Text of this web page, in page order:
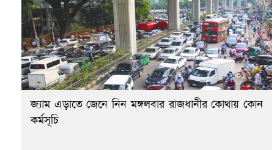
জ্যাম এড়াতে জেনে নিন মঙ্গলবার রাজধানীর কোথায় কোন
কর্মসূচি